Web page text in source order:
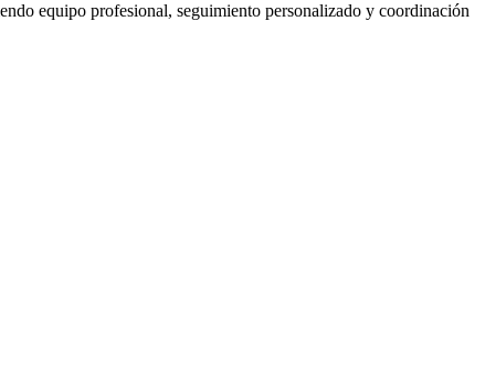
equipo profesional, seguimiento personalizado y coordinación